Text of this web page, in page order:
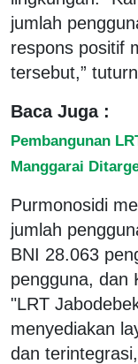
jumlah
respons positif
tersebut,”
Baca Juga :
Pembangunan
Manggarai
Purmonosidi
jumlah
BNI 28.063
pengguna, dan
"LRT
menyediakan
dan